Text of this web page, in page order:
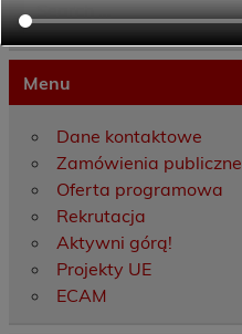
Menu
Dane kontaktowe
Zamówienia publiczne
Oferta programowa
Rekrutacja
Aktywni górą!
Projekty UE
ECAM